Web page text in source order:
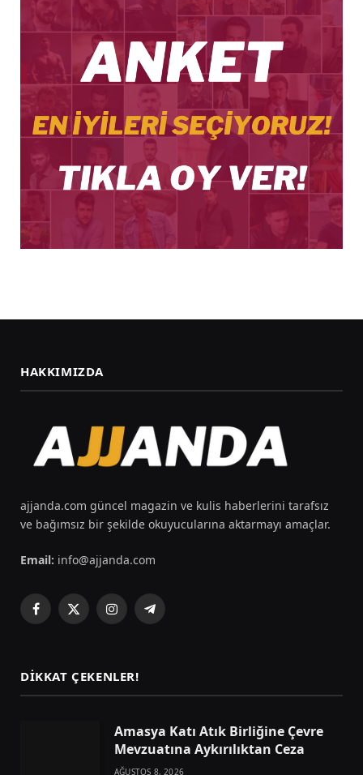
HAKKIMIZDA
ajjanda.com güncel magazin ve kulis haberlerini tarafsız
ve bağımsız bir şekilde okuyucularına aktarmayı amaçlar.
Email: info@ajjanda.com
Facebook
X
InstagramTelegram
DIKKAT ÇEKENLER!
Amasya Katı Atık Birliğine Çevre
Mevzuatına Aykırılıktan Ceza
AĞUSTOS 8, 2026